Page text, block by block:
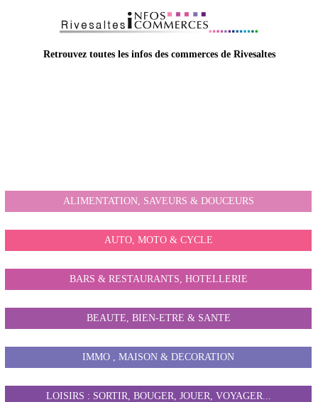
Retrouvez toutes les infos des commerces de Rivesaltes
ALIMENTATION, SAVEURS & DOUCEURS
AUTO, MOTO & CYCLE
BARS & RESTAURANTS, HOTELLERIE
BEAUTE, BIEN-ETRE & SANTE
IMMO , MAISON & DECORATION
LOISIRS : SORTIR, BOUGER, JOUER, VOYAGER...